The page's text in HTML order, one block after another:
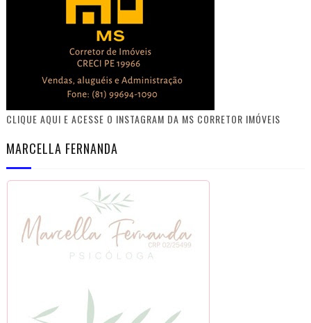
CLIQUE AQUI E ACESSE O INSTAGRAM DA MS CORRETOR IMÓVEIS
MARCELLA FERNANDA